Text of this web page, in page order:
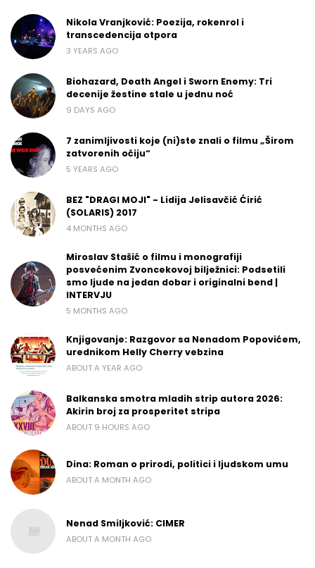
Nikola Vranjković: Poezija, rokenrol i
transcedencija otpora
3 YEARS AGO
Biohazard, Death Angel i Sworn Enemy: Tri
decenije žestine stale u jednu noć
9 DAYS AGO
7 zanimljivosti koje (ni)ste znali o filmu „Širom
zatvorenih očiju“
5 YEARS AGO
BEZ "DRAGI MOJI" - Lidija Jelisavčić Ćirić
(SOLARIS) 2017
4 MONTHS AGO
Miroslav Stašić o filmu i monografiji
posvećenim Zvoncekovoj bilježnici: Podsetili
smo ljude na jedan dobar i originalni bend |
INTERVJU
5 MONTHS AGO
Knjigovanje: Razgovor sa Nenadom Popovićem,
urednikom Helly Cherry vebzina
ABOUT A YEAR AGO
Balkanska smotra mladih strip autora 2026:
Akirin broj za prosperitet stripa
ABOUT 9 HOURS AGO
Dina: Roman o prirodi, politici i ljudskom umu
ABOUT A MONTH AGO
Nenad Smiljković: CIMER
ABOUT A MONTH AGO